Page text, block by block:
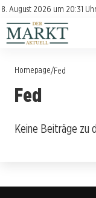
8. August 2026 um 20:31 Uhr
Kontakt
Impressum
Investition
Homepage/Fed
Fed
Keine Beiträge zu